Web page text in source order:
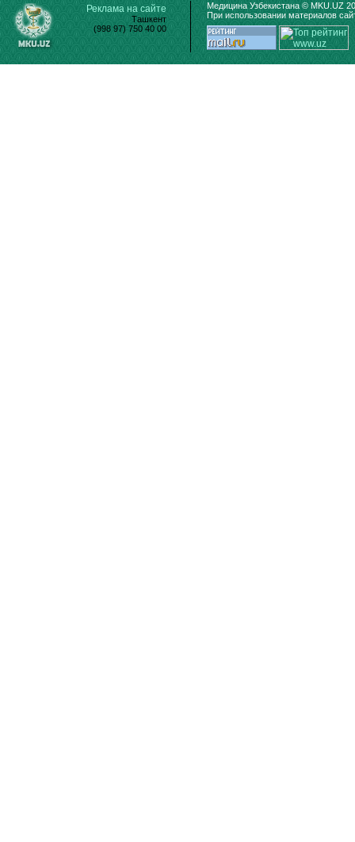
Реклама на сайте
Ташкент
(998 97) 750 40 00
Медицина Узбекистана © MKU.UZ
При использовании материалов